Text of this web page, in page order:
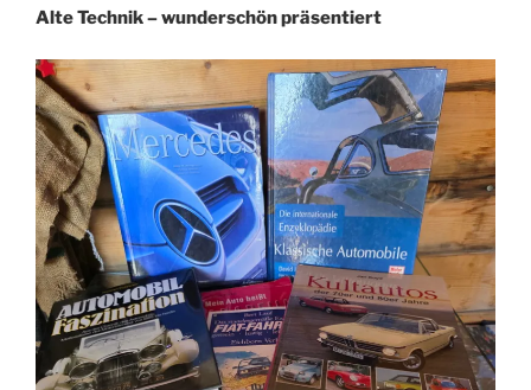
Alte Technik – wunderschön präsentiert